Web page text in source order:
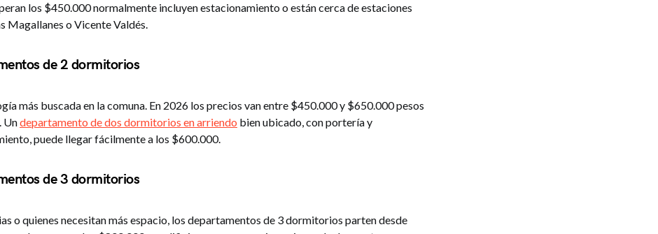
los $450.000 normalmente incluyen estacionamiento o están cerca de estaciones
Magallanes o Vicente Valdés.
de 2 dormitorios
más buscada en la comuna. En 2026 los precios van entre $450.000 y $650.000 pesos
Undepartamento de dos dormitorios en arriendo bien ubicado, con portería y
puede llegar fácilmente a los $600.000.
de 3 dormitorios
o quienes necesitan más espacio, los departamentos de 3 dormitorios parten desde